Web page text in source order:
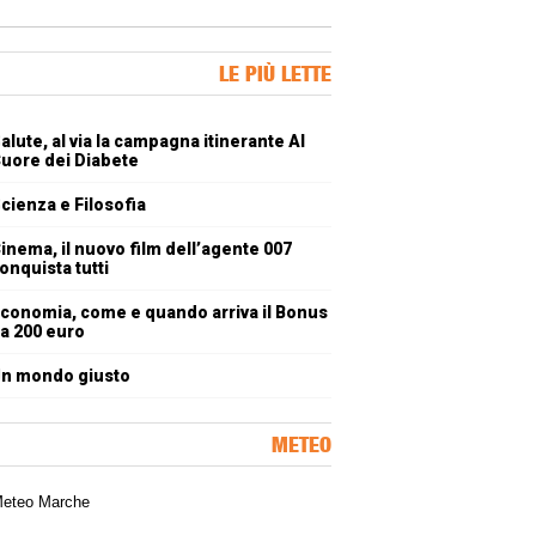
LE PIÙ LETTE
al via la campagna itinerante Al
dei Diabete
e Filosofia
il nuovo film dell’agente 007
tutti
come e quando arriva il Bonus
200 euro
mondo giusto
METEO
meteorologica delle Marche